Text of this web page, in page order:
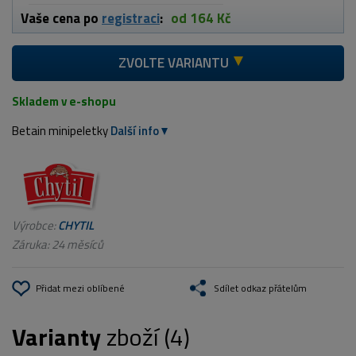
Vaše cena po registraci: od 164 Kč
ZVOLTE VARIANTU
Skladem v e-shopu
Betain minipeletkyDalší info
Výrobce:CHYTIL
Záruka: 24 měsíců
Přidat mezi oblíbené Sdílet odkaz přátelům
Variantyzboží (4)